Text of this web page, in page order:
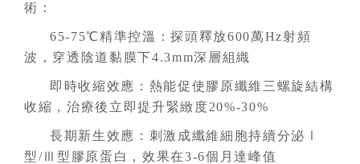
術：
65-75℃精準控溫：探頭釋放600萬Hz射頻
波，穿透陰道黏膜下4.3mm深層組織
即時收縮效應：熱能促使膠原纖維三螺旋結構
收縮，治療後立即提升緊緻度20%-30%
長期新生效應：刺激成纖維細胞持續分泌Ⅰ
型/Ⅲ型膠原蛋白，效果在3-6個月達峰值